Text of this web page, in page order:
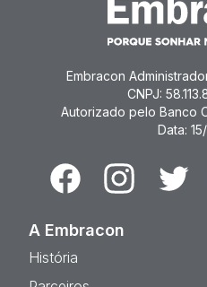
Embracon
CNPJ:
Autorizado pelo Banco
Data:
FacebookInstagramTwitter
A Embracon
História